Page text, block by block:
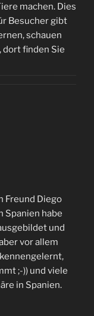
machen. Dies
Besucher gibt
schauen
dort finden Sie
Freund Diego
Spanien habe
und
vor allem
;-)) und viele
in Spanien.